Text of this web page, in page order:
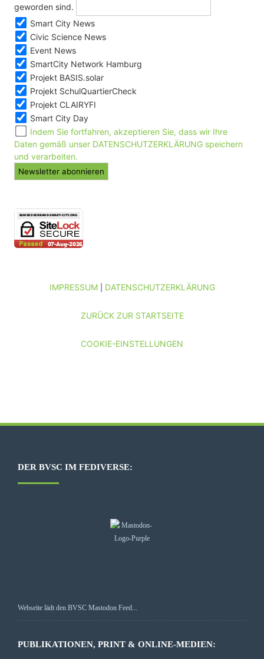
geworden sind.
Smart City News
Civic Science News
Event News
SmartCity Network Hamburg
Projekt BASIS.solar
Projekt SchulQuartierCheck
Projekt CLAIRYFI
Smart City Day
Indem Sie fortfahren, akzeptieren Sie, dass wir Ihre
Daten gemäß unser DATENSCHUTZERKLÄRUNG speichern
und verarbeiten.
IMPRESSUM| DATENSCHUTZERKLÄRUNG
ZURÜCK ZUR STARTSEITE
COOKIE-EINSTELLUNGEN
DER BVSC IM FEDIVERSE:
Webseite lädt den BVSC Mastodon Feed...
PUBLIKATIONEN, PRINT & ONLINE-MEDIEN: